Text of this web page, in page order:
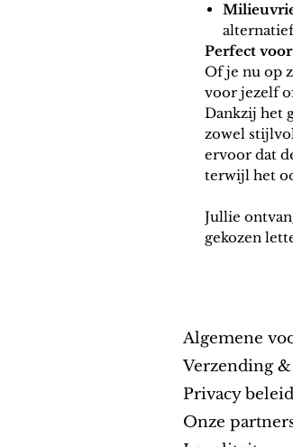
Perfect
Of je nu op
voor jezelf
Dankzij het
zowel
ervoor dat
terwijl het
Jullie
gekozen
Algemene v
Verzending
Privacy beleid
Onze